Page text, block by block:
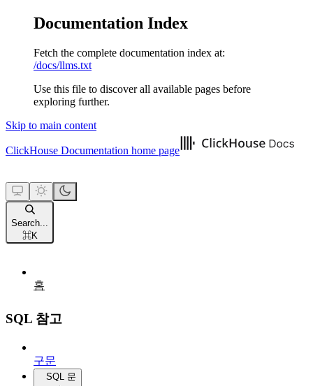
Documentation Index
Fetch the complete documentation index at:
/docs/llms.txt
Use this file to discover all available pages before
exploring further.
Skip to main content
ClickHouse Documentation home page
Search...
⌘K
홈
SQL 참고
구문
SQL 문